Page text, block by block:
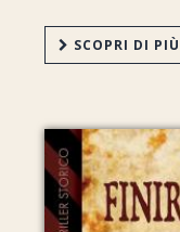
SCOPRI DI PIÙ